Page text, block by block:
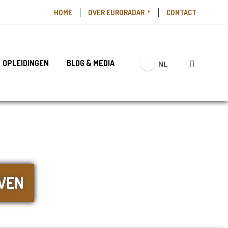
HOME OVER EURORADAR CONTACT
OPLEIDINGEN BLOG & MEDIA NL